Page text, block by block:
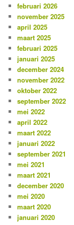
n
februari 2026
november 2025
april 2025
maart 2025
februari 2025
januari 2025
december 2024
november 2022
oktober 2022
september 2022
mei 2022
april 2022
maart 2022
januari 2022
september 2021
mei 2021
maart 2021
december 2020
mei 2020
maart 2020
januari 2020